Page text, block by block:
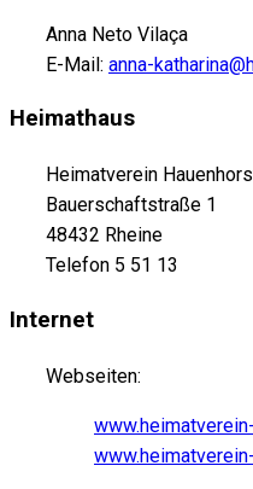
Anna Neto Vilaça
E-Mail: anna-
Heimathaus
Heimatverein
Bauerschaftstraße 1
48432 Rheine
Telefon 5 51 13
Internet
Webseiten: